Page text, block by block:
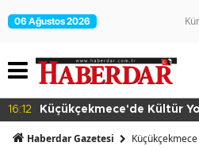
06 Ağustos 2026
16:12 Küçükçekmece'de Kültür
Haberdar Gazetesi Küçükçekmece